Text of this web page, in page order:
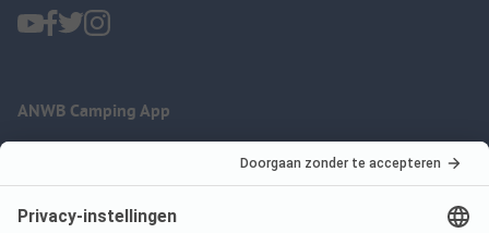
ANWB Camping App